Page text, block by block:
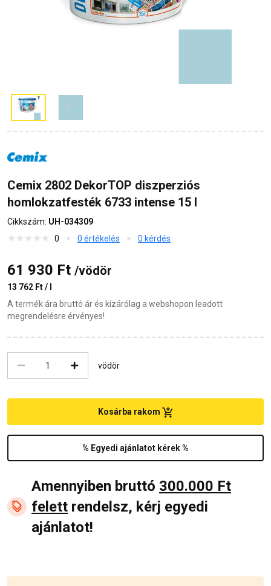
Cemix 2802 DekorTOP diszperziós
homlokzatfesték 6733 intense 15 l
Cikkszám: UH-034309
0
0 értékelés 0 kérdés
61 930 Ft /vödör
13 762 Ft / l
A termék ára bruttó ár és kizárólag a webshopon leadott
megrendelésre érvényes!
vödör
% Egyedi ajánlatot kérek %
Kosárba rakom
Amennyiben bruttó 300.000 Ft
felett rendelsz, kérj egyedi
ajánlatot!